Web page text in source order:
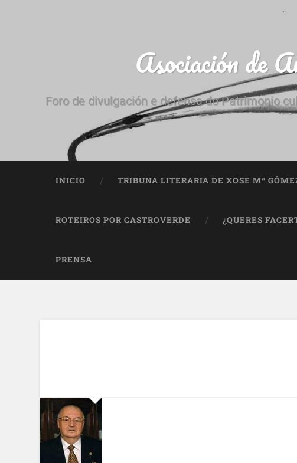
Asociación de
Foro de divulgación e defensa do Patrimonio
INICIO TRIBUNA LITERARIA DE XOSE Mª
ROTEIROS POR CASTROVERDE ¿QUERES
PRENSA